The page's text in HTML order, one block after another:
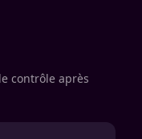
contrôle après